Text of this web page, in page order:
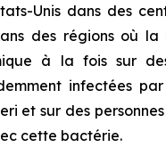
Unis dans des
des régions où
à la fois sur
infectées
et sur des
cette bactérie.